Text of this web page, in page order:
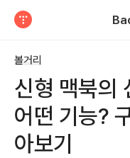
볼거리
신형 맥북의
어떤 기능?
아보기